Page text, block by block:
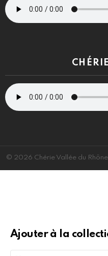
© 2026 Chérie Vallée du
Ajouter à la